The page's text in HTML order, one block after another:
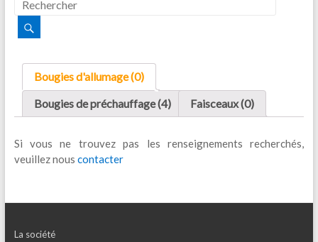
Bougies d'allumage (0)
Bougies de préchauffage (4)
Faisceaux (0)
Si vous ne trouvez pas les renseignements recherchés,
veuillez nous contacter
La société